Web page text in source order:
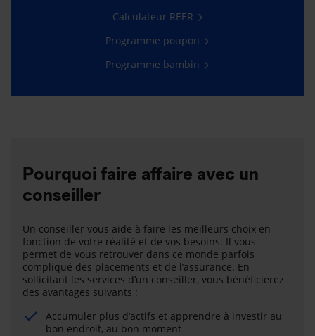
Calculateur REER
Programme poupon
Programme bambin
Pourquoi faire affaire avec un
conseiller
Un conseiller vous aide à faire les meilleurs choix en
fonction de votre réalité et de vos besoins. Il vous
permet de vous retrouver dans ce monde parfois
compliqué des placements et de l’assurance. En
sollicitant les services d’un conseiller, vous bénéficierez
des avantages suivants :
Accumuler plus d’actifs et apprendre à investir au
bon endroit, au bon moment